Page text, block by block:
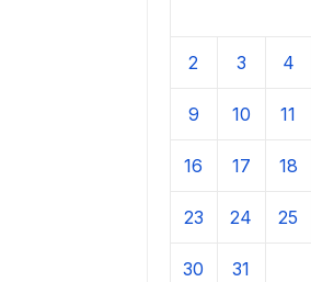
2 3 4
9 10 11
16 17 18
23 24 25
30 31